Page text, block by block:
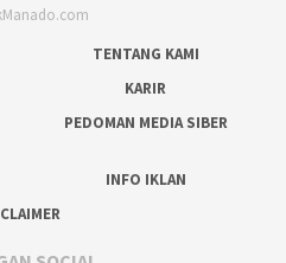
TENTANG KAMI
KARIR
PEDOMAN MEDIA SIBER
INFO IKLAN